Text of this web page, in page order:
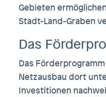
Gebieten
Stadt-Land-Graben
Das
Das
Netzausbau dort
Investitionen